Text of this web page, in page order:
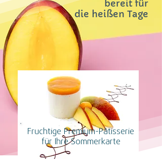
bereit für
die heißen Tage
Fruchtige Premium-Pâtisserie
für Ihre Sommerkarte